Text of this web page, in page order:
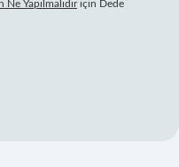
Yapılmalıdıriçin Dede